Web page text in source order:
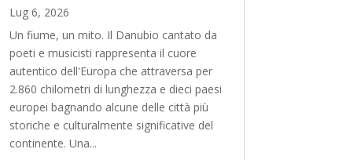
Lug 6, 2026
Un fiume, un mito. Il Danubio cantato da
poeti e musicisti rappresenta il cuore
autentico dell'Europa che attraversa per
2.860 chilometri di lunghezza e dieci paesi
europei bagnando alcune delle città più
storiche e culturalmente significative del
continente. Una...